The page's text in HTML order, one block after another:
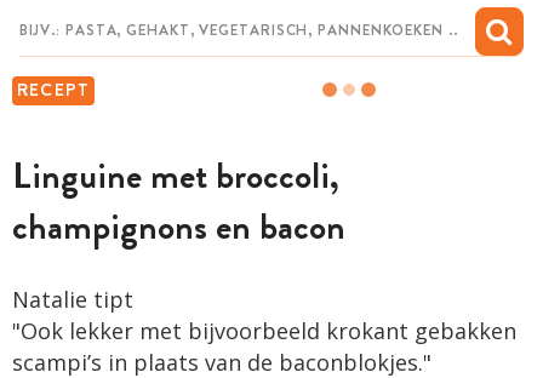
RECEPT
Linguine met broccoli,
champignons en bacon
Natalie tipt
"Ook lekker met bijvoorbeeld krokant gebakken
scampi’s in plaats van de baconblokjes."
MIJN BEWAARDE RECEPTEN